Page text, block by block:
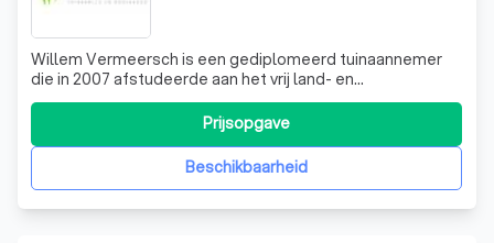
Willem Vermeersch is een gediplomeerd tuinaannemer
die in 2007 afstudeerde aan het vrij land- en
tuinbouwinstituut van Torhout. Na zijn studies deed hij
2012 was de tijd rijp om volledig op eigen benen te staan
en te kiezen voor het statuutBeschikbaarheid
Prijsopgave